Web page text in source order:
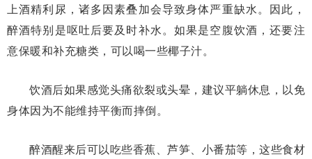
上酒精利尿，诸多因素叠加会导致身体严重缺水。因此，
醉酒特别是呕吐后要及时补水。如果是空腹饮酒，还要注
意保暖和补充糖类，可以喝一些椰子汁。
饮酒后如果感觉头痛欲裂或头晕，建议平躺休息，以免
身体因为不能维持平衡而摔倒。
醉酒醒来后可以吃些香蕉、芦笋、小番茄等，这些食材